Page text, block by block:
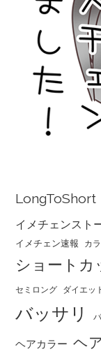
LongToShort
イメチェンスト
イメチェン速報 カ
ショートカ
セミロング ダイエッ
バッサリ
ヘアカラー ヘ